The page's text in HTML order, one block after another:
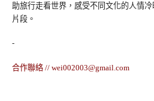
助旅行走看世界，感受不同文化的人情
片段。
-
合作聯絡 // wei002003@gmail.com